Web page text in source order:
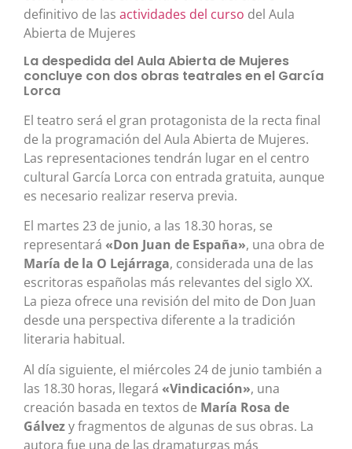
definitivo de las actividades del curso del Aula
Abierta de Mujeres
La despedida del Aula Abierta de Mujeres
concluye con dos obras teatrales en el García
Lorca
El teatro será el gran protagonista de la recta final
de la programación del Aula Abierta de Mujeres.
Las representaciones tendrán lugar en el centro
cultural García Lorca con entrada gratuita, aunque
es necesario realizar reserva previa.
El martes 23 de junio, a las 18.30 horas, se
representará «Don Juan de España», una obra de
María de la O Lejárraga, considerada una de las
escritoras españolas más relevantes del siglo XX.
La pieza ofrece una revisión del mito de Don Juan
desde una perspectiva diferente a la tradición
literaria habitual.
Al día siguiente, el miércoles 24 de junio también a
las 18.30 horas, llegará «Vindicación», una
creación basada en textos de María Rosa de
Gálvezy fragmentos de algunas de sus obras. La
autora fue una de las dramaturgas más